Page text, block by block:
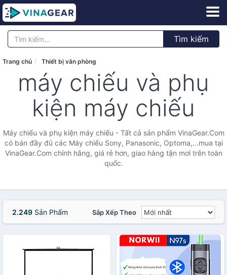
Tìm kiếm
Trang chủ Thiết bị văn phòng
máy chiếu và phụ
kiện máy chiếu
Máy chiếu và phụ kiện máy chiếu - Tất cả sản phẩm VinaGear.Com
có bán đầy đủ các Máy chiếu Sony, Panasonic, Optoma,...mua tại
VinaGear.Com chính hãng, giá rẻ hơn, giao hàng tận mơi trên toàn
quốc.
2.249 Sản Phẩm Sắp Xếp Theo